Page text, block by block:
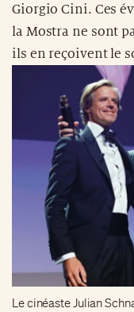
Giorgio Cini. Ces
la Mostra ne sont
ils en reçoivent le
Le cinéaste Julian